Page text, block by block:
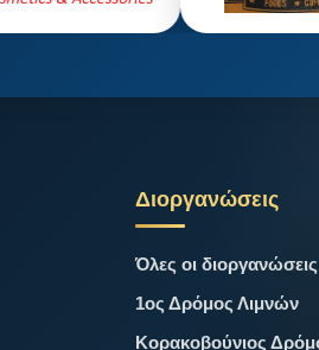
Διοργανώσεις
Όλες οι διοργανώσεις
1ος Δρόμος Λιμνών
Κορακοβούνιος